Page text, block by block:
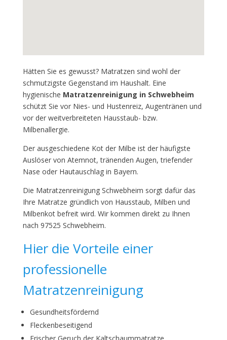
Hätten Sie es gewusst? Matratzen sind wohl der
schmutzigste Gegenstand im Haushalt. Eine
hygienische Matratzenreinigung in Schwebheim
schützt Sie vor Nies- und Hustenreiz, Augentränen und
vor der weitverbreiteten Hausstaub- bzw.
Milbenallergie.
Der ausgeschiedene Kot der Milbe ist der häufigste
Auslöser von Atemnot, tränenden Augen, triefender
Nase oder Hautauschlag in Bayern.
Die Matratzenreinigung Schwebheim sorgt dafür das
Ihre Matratze gründlich von Hausstaub, Milben und
Milbenkot befreit wird. Wir kommen direkt zu Ihnen
nach 97525 Schwebheim.
Hier die Vorteile einer
professionelle
Matratzenreinigung
Gesundheitsfördernd
Fleckenbeseitigend